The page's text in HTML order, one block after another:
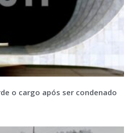
o cargo após ser condenado